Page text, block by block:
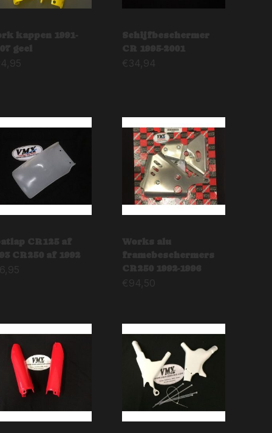
kappen 1991-
geel
24,95
CR 1995-2001
€ 34,94
CR125 af
CR250 af 1992
16,95
Works alu
CR250 1992-1996
€ 94,50